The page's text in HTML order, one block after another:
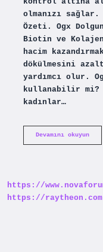
olmanızı sağlar.
Özeti. Ogx
Biotin ve
hacim
dökülmesini
yardımcı olur.
kullanabilir mi?
kadınlar…
Devamını okuyunOgx
https://
https://